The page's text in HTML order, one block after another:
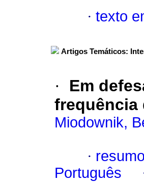
· texto
Artigos Temáticos:
·
Em
frequência
Miodownik,
·
Português